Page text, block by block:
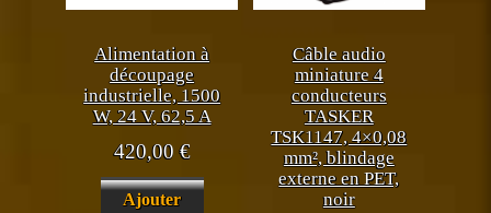
Alimentation à
découpage
industrielle, 1500
W, 24 V, 62,5 A
420,00€
Ajouter
Câble audio
miniature 4
conducteurs
TASKER
TSK1147, 4×0,08
mm², blindage
externe en PET,
noir